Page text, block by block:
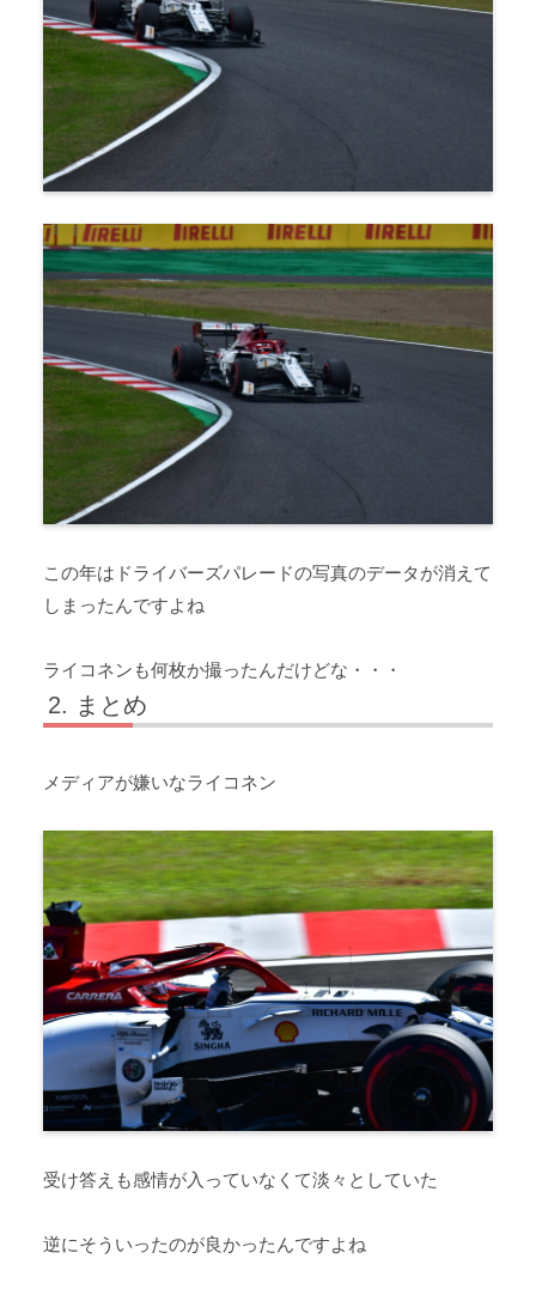
この年はドライバーズパレードの写真のデータが消えて
しまったんですよね
ライコネンも何枚か撮ったんだけどな・・・
まとめ
メディアが嫌いなライコネン
受け答えも感情が入っていなくて淡々としていた
逆にそういったのが良かったんですよね